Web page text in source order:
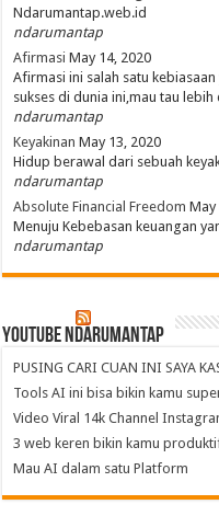
Ndarumantap.web.id
ndarumantap
Afirmasi May 14, 2020
Afirmasi ini salah satu
sukses di dunia ini,mau tau lebih
ndarumantap
Keyakinan May 13, 2020
Hidup berawal dari sebuah
ndarumantap
Absolute Financial Freedom May
Menuju Kebebasan keuangan
ndarumantap
Youtube NdaruMantap
PUSING CARI CUAN INI SAYA
Tools AI ini bisa bikin kamu
Video Viral 14k Channel
3 web keren bikin kamu
Mau AI dalam satu Platform